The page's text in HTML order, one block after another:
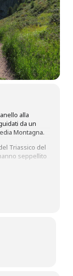
alla
da un
Montagna.
Triassico del
seppellito